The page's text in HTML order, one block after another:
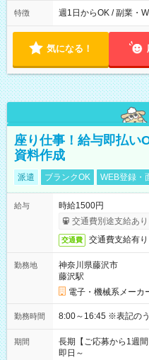
特徴 週1日からOK / 副業・
気になる！
座り仕事！給与即払い
資料作成
派遣 ブランクOK WEB登録・
給与
時給1500円
交通費別途支給あり
交通費 交通費支給有り
勤務地
神奈川県藤沢市
藤沢駅
電子・機械系メーカ
勤務時間 8:00～16:45
期間
長期【ご応募から1週
即日～